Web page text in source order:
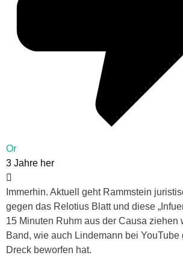
Or
3 Jahre her
Immerhin. Aktuell geht Rammstein
gegen das Relotius Blatt und diese
15 Minuten Ruhm aus der Causa ziehen
Band, wie auch Lindemann bei YouTube
Dreck beworfen hat.